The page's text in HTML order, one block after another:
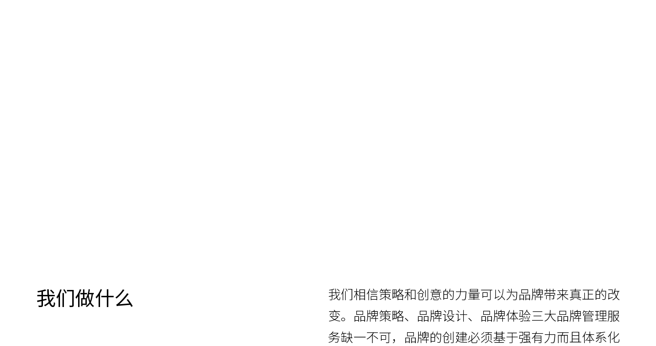
我们做什么
我们相信策略和创意的力量可以为品牌带来真正的改
变。品牌策略、品牌设计、品牌体验三大品牌管理服
务缺一不可，品牌的创建必须基于强有力而且体系化